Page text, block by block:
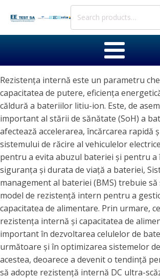
Search
Rezistența internă este un parametru
capacitatea de putere, eficiența
căldură a bateriilor litiu-ion. Este, de
important al stării de sănătate (SoH) a
afectează accelerarea, încărcarea rapidă
sistemului de răcire al vehiculelor
pentru a evita abuzul bateriei și pentru
siguranța și durata de viață a bateriei,
management al bateriei (BMS) trebuie să
model de rezistență intern pentru a
capacitatea de alimentare. Prin urmare,
rezistența internă și capacitatea de
important în dezvoltarea celulelor de
următoare și în optimizarea sistemelor
acestea, deoarece a devenit o tendință
să adopte rezistență internă DC ultra-